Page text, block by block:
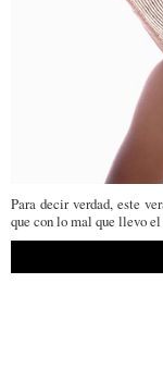
Para decir verdad, este
que con lo mal que llevo